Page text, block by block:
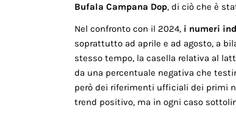
Bufala Campana Dop, di ciò che è
Nel confronto con il 2024, i numeri
soprattutto ad aprile e ad agosto, a
stesso tempo, la casella relativa al
da una percentuale negativa che
però dei riferimenti ufficiali dei primi
trend positivo, ma in ogni caso